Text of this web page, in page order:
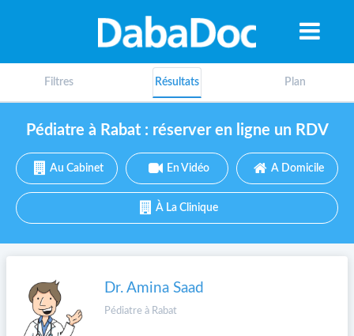
Filtres Résultats Plan
Pédiatre à Rabat : réserver en ligne un RDV
Au Cabinet En Vidéo A Domicile
À La Clinique
Dr. Amina Saad
Pédiatre à Rabat